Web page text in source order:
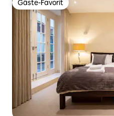
Gäste-Favorit
Gäste-Favorit